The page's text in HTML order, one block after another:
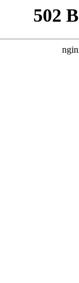
502